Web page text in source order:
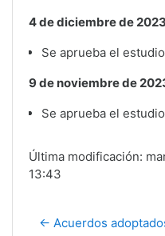
4 de diciembre de
Se aprueba el
9 de noviembre de
Se aprueba el
Última modificación:
13:43
← Acuerdos